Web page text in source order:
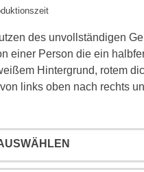
des unvollständigen
einer Person die ein
Hintergrund, rotem
links oben nach rechts